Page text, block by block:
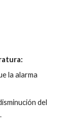
la alarma
del